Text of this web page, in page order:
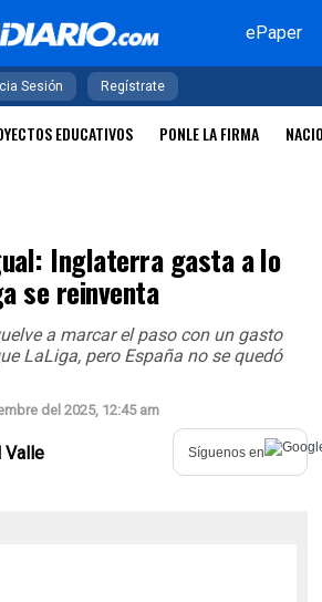
ePaper
Sesión Regístrate
EDUCATIVOS PONLE LA FIRMA
Inglaterra gasta a lo
se reinventa
a marcar el paso con un gasto
LaLiga, pero España no se quedó
del 2025, 12:45 am
Valle Síguenos en